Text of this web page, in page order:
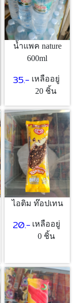
น้ำแพค nature
600ml
35.- เหลืออยู่
20 ชิ้น
ไอติม ท๊อปเทน
20.- เหลืออยู่
0 ชิ้น